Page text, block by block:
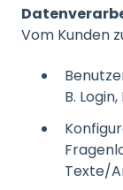
Vom Kunden
B.
Texte/